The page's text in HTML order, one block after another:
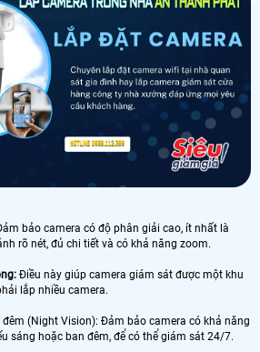
bảo camera có độ phân giải cao, ít nhất là
rõ nét, đủ chi tiết và có khả năng zoom.
Điều này giúp camera giám sát được một khu
lắp nhiều camera.
(Night Vision): Đảm bảo camera có khả năng
sáng hoặc ban đêm, để có thể giám sát 24/7.